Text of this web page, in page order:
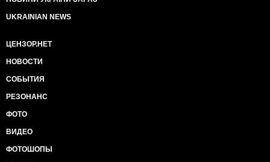
UKRAINIAN NEWS
ЦЕНЗОР.НЕТ
НОВОСТИ
СОБЫТИЯ
РЕЗОНАНС
ФОТО
ВИДЕО
ФОТОШОПЫ